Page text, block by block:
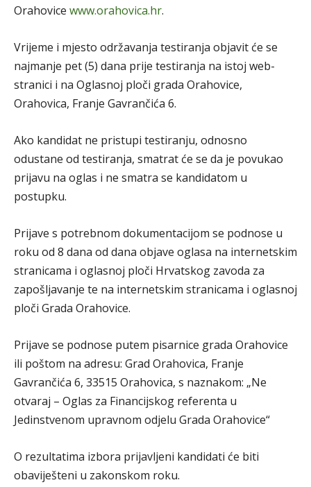
Orahovice www.orahovica.hr.
Vrijeme i mjesto održavanja testiranja objavit će se
najmanje pet (5) dana prije testiranja na istoj web-
stranici i na Oglasnoj ploči grada Orahovice,
Orahovica, Franje Gavrančića 6.
Ako kandidat ne pristupi testiranju, odnosno
odustane od testiranja, smatrat će se da je povukao
prijavu na oglas i ne smatra se kandidatom u
postupku.
Prijave s potrebnom dokumentacijom se podnose u
roku od 8 dana od dana objave oglasa na internetskim
stranicama i oglasnoj ploči Hrvatskog zavoda za
zapošljavanje te na internetskim stranicama i oglasnoj
ploči Grada Orahovice.
Prijave se podnose putem pisarnice grada Orahovice
ili poštom na adresu: Grad Orahovica, Franje
Gavrančića 6, 33515 Orahovica, s naznakom: „Ne
otvaraj – Oglas za Financijskog referenta u
Jedinstvenom upravnom odjelu Grada Orahovice“
O rezultatima izbora prijavljeni kandidati će biti
obaviješteni u zakonskom roku.